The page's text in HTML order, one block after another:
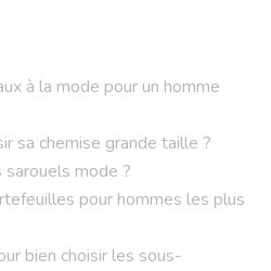
à la mode pour un homme
sa chemise grande taille ?
mode ?
pour hommes les plus
bien choisir les sous-